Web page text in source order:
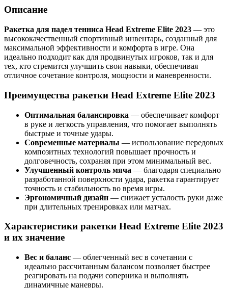
Описание
Ракетка для падел тенниса Head Extreme Elite 2023 — это
высококачественный спортивный инвентарь, созданный для
максимальной эффективности и комфорта в игре. Она
идеально подходит как для продвинутых игроков, так и для
тех, кто стремится улучшить свои навыки, обеспечивая
отличное сочетание контроля, мощности и маневренности.
Преимущества ракетки Head Extreme Elite 2023
Оптимальная балансировка — обеспечивает комфорт
в руке и легкость управления, что помогает выполнять
быстрые и точные удары.
Современные материалы — использование передовых
композитных технологий повышает прочность и
долговечность, сохраняя при этом минимальный вес.
Улучшенный контроль мяча — благодаря специально
разработанной поверхности удара, ракетка гарантирует
точность и стабильность во время игры.
Эргономичный дизайн — снижает усталость руки даже
при длительных тренировках или матчах.
Характеристики ракетки Head Extreme Elite 2023
и их значение
Вес и баланс — облегченный вес в сочетании с
идеально рассчитанным балансом позволяет быстрее
реагировать на подачи соперника и выполнять
динамичные маневры.